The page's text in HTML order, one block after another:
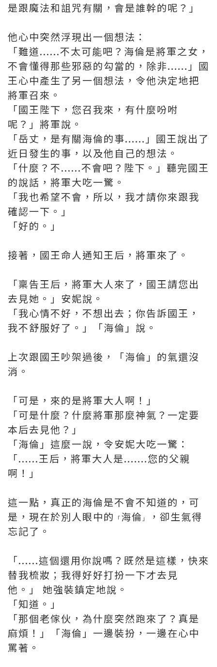
是跟魔法和詛咒有關，會是誰幹的呢？」
他心中突然浮現出一個想法：
「難道......不太可能吧？海倫是將軍之女，
不會懂得那些邪惡的勾當的，除非......」國
王心中產生了另一個想法，令他決定地把
將軍召來。
「國王陛下，您召我來，有什麼吩咐
呢？」將軍說。
「岳丈，是有關海倫的事......」國王說出了
近日發生的事，以及他自己的想法。
「什麼？不......不會吧？陛下。」聽完國王
的說話，將軍大吃一驚。
「我也希望不會，所以，我才請你來跟我
確認一下。」
「好的。」
接著，國王命人通知王后，將軍來了。
「稟告王后，將軍大人來了，國王請您出
去見她。」安妮說。
「我心情不好，不想出去；你告訴國王，
我不舒服好了。」「海倫」說。
上次跟國王吵架過後，「海倫」的氣還沒
消。
「可是，來的是將軍大人啊！」
「可是什麼？什麼將軍那麼神氣？一定要
本后去見他？」
「海倫」這麼一說，令安妮大吃一驚：
「......王后，將軍大人是.......您的父親
啊！」
這一點，真正的海倫是不會不知道的，可
是，現在於別人眼中的
「海倫 」
，卻生氣得
忘記了。
「......這個還用你說嗎？既然是這樣，快來
替我梳妝；我得好好打扮一下才去見
他。」 她強裝鎮定地說。
「知道。」
「那個老傢伙，為什麼突然跑來了？真是
麻煩！」「海倫」一邊裝扮，一邊在心中
罵著。